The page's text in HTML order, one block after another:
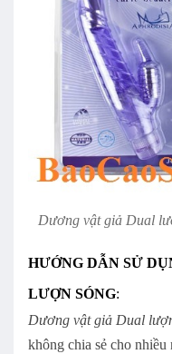
Dương vật giả Dual
HƯỚNG DẪN SỬ
LƯỢN SÓNG:
Dương vật giả Dual
không chia sẻ cho